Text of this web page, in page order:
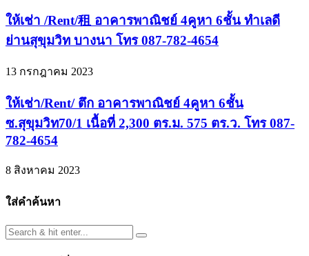
ให้เช่า /Rent/租 อาคารพาณิชย์ 4คูหา 6ชั้น ทำเลดี
ย่านสุขุมวิท บางนา โทร 087-782-4654
13 กรกฎาคม 2023
ให้เช่า/Rent/ ตึก อาคารพาณิชย์ 4คูหา 6ชั้น
ซ.สุขุมวิท70/1 เนื้อที่ 2,300 ตร.ม. 575 ตร.ว. โทร 087-
782-4654
8 สิงหาคม 2023
ใส่คำค้นหา